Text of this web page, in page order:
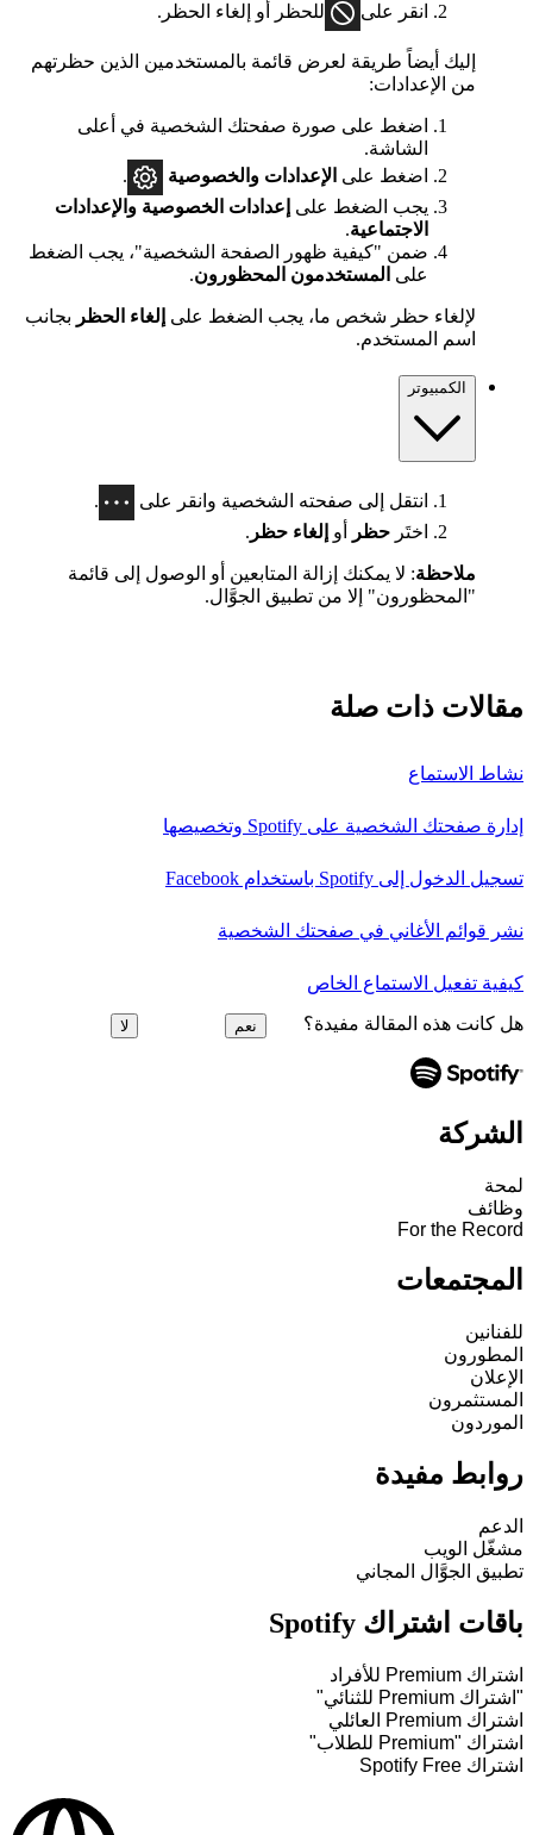
انقر على
للحظر أو إلغاء الحظر.
إليك أيضاً طريقة لعرض قائمة بالمستخدمين الذين حظرتهم
من الإعدادات:
اضغط على صورة صفحتك الشخصية في أعلى
الشاشة.
اضغط على الإعدادات والخصوصية
.
يجب الضغط على إعدادات الخصوصية والإعدادات
الاجتماعية.
ضمن "كيفية ظهور الصفحة الشخصية"، يجب الضغط
على المستخدمون المحظورون.
لإلغاء حظر شخص ما، يجب الضغط على إلغاء الحظر بجانب
اسم المستخدم.
الكمبيوتر
انتقل إلى صفحته الشخصية وانقر على
.
اختَر حظر أو إلغاء حظر .
ملاحظة: لا يمكنك إزالة المتابعين أو الوصول إلى قائمة
"المحظورون" إلا من تطبيق الجوَّال.
مقالات ذات صلة
نشاط الاستماع
إدارة صفحتك الشخصية على Spotify وتخصيصها
تسجيل الدخول إلى Spotify باستخدام Facebook
نشر قوائم الأغاني في صفحتك الشخصية
كيفية تفعيل الاستماع الخاص
هل كانت هذه المقالة مفيدة؟ نعم لا
الشركة
لمحة
وظائف
For the Record
المجتمعات
للفنانين
المطورون
الإعلان
المستثمرون
الموردون
روابط مفيدة
الدعم
مشغّل الويب
تطبيق الجوَّال المجاني
باقات اشتراك Spotify
اشتراك Premium للأفراد
"اشتراك Premium للثنائي"
اشتراك Premium العائلي
اشتراك "Premium للطلاب"
اشتراك Spotify Free